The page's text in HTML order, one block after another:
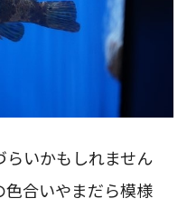
いかもしれません
合いやまだら模様